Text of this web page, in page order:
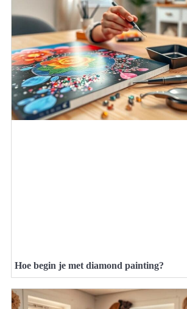
Hoe begin je met diamond painting?